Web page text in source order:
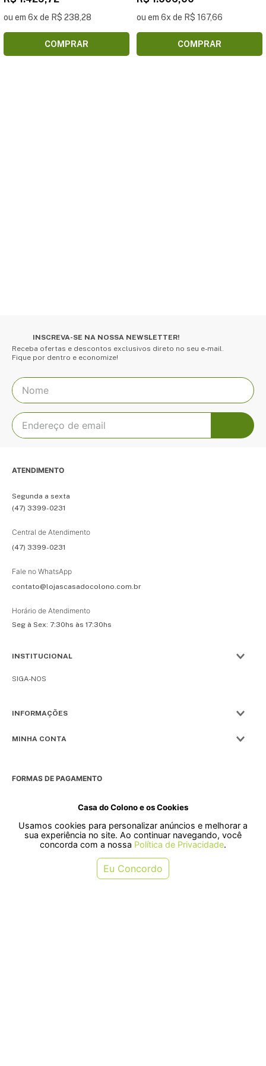
ou em 6x de R$ 238,28
COMPRAR
ou em 6x de R$ 167,66
COMPRAR
Casa do Colono e os Cookies
Usamos cookies para personalizar anúncios e melhorar a
sua experiência no site. Ao continuar navegando, você
concorda com a nossa Política de Privacidade.
Eu Concordo
INSCREVA-SE NA NOSSA NEWSLETTER!
Receba ofertas e descontos exclusivos direto no seu e-mail.
Fique por dentro e economize!
ATENDIMENTO
Segunda a sexta
(47) 3399-0231
Central de Atendimento
(47) 3399-0231
Fale no WhatsApp
contato@lojascasadocolono.com.br
Horário de Atendimento
Seg à Sex: 7:30hs às 17:30hs
INSTITUCIONAL
SIGA-NOS
INFORMAÇÕES
MINHA CONTA
FORMAS DE PAGAMENTO
SELOS
Rua Pre. Frederico Hardt, 119 - Centro, Indaial - SC, 89080-018